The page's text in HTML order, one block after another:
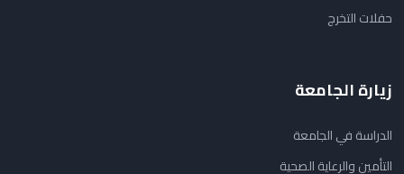
حفلات التخرج
زيارة الجامعة
الدراسة في الجامعة
التأمين والرعاية الصحية